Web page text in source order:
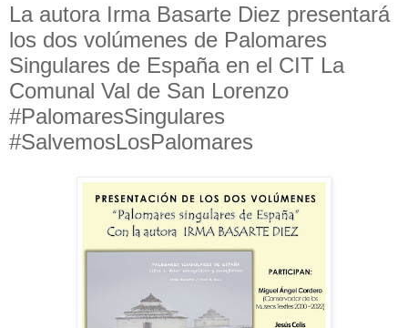
La autora Irma Basarte Diez presentará
los dos volúmenes de Palomares
Singulares de España en el CIT La
Comunal Val de San Lorenzo
#PalomaresSingulares
#SalvemosLosPalomares